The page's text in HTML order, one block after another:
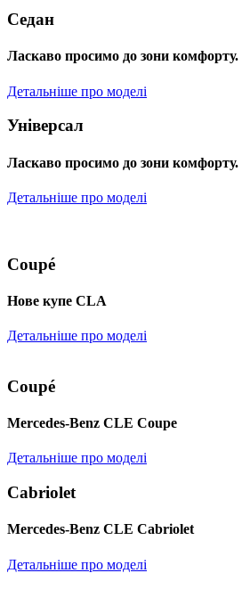
Седан
Ласкаво просимо до зони комфорту.
Детальніше про моделі
Універсал
Ласкаво просимо до зони комфорту.
Детальніше про моделі
Coupé
Нове купе CLA
Детальніше про моделі
Coupé
Mercedes-Benz CLE Coupe
Детальніше про моделі
Cabriolet
Mercedes-Benz CLE Cabriolet
Детальніше про моделі